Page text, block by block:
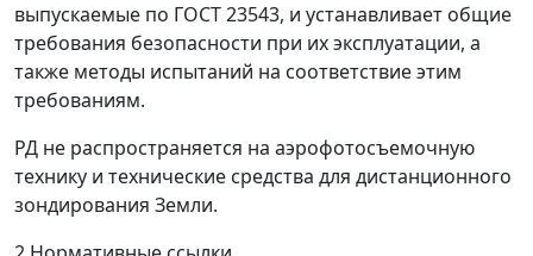
выпускаемые по ГОСТ 23543, и устанавливает общие
требования безопасности при их эксплуатации, а
также методы испытаний на соответствие этим
требованиям.
РД не распространяется на аэрофотосъемочную
технику и технические средства для дистанционного
зондирования Земли.